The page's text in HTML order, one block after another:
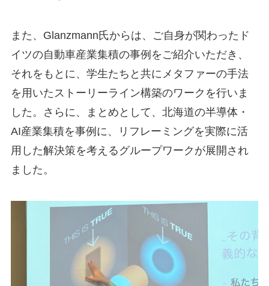
また、Glanzmann氏からは、ご自身が関わったド
イツの自動車産業集積の事例をご紹介いただき、
それをもとに、学生たちと共にメタファーの手法
を用いたストーリーライン構築のワークを行いま
した。さらに、まとめとして、北海道の半導体・
AI産業集積を事例に、リフレーミングを実際に活
用した解決策を考えるグループワークが展開され
ました。